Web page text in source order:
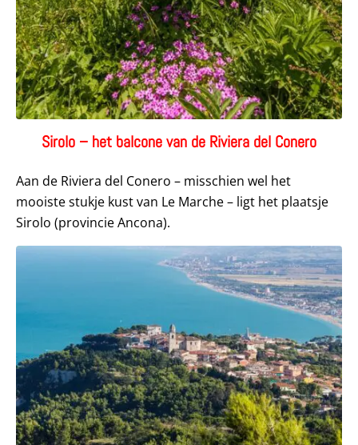
Sirolo – het balcone van de Riviera del Conero
Aan de Riviera del Conero – misschien wel het
mooiste stukje kust van Le Marche – ligt het plaatsje
Sirolo (provincie Ancona).